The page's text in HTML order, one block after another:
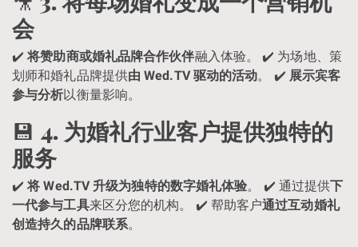
会
✔️将赞助商或婚礼品牌合作伙伴融入体验。 ✔️ 为场地、策
划师和婚礼品牌提供由 Wed.TV 驱动的活动。 ✔️ 展示宾客
参与分析以衡量影响。
💾 4. 为婚礼行业客户提供独特的
服务
✔️将 Wed.TV 升级为独特的数字婚礼体验。 ✔️ 通过提供下
一代参与工具来区分您的机构。 ✔️ 帮助客户通过互动婚礼
创造持久的品牌联系。